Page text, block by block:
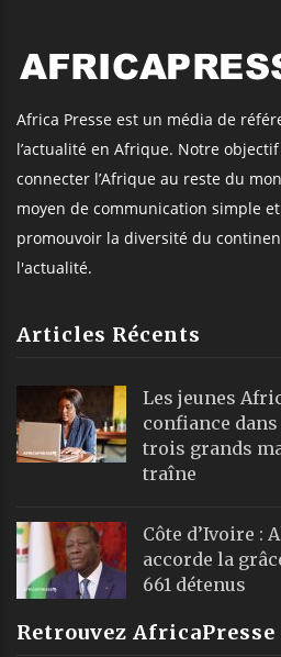
Africa Presse est un média de
l’actualité en Afrique. Notre
connecter l’Afrique au reste du
moyen de communication simple
promouvoir la diversité du
l'actualité.
Articles Récents
Les jeunes
confiance
trois grands
traîne
Côte d’Ivoire :
accorde la
661 détenus
Retrouvez AfricaPresse